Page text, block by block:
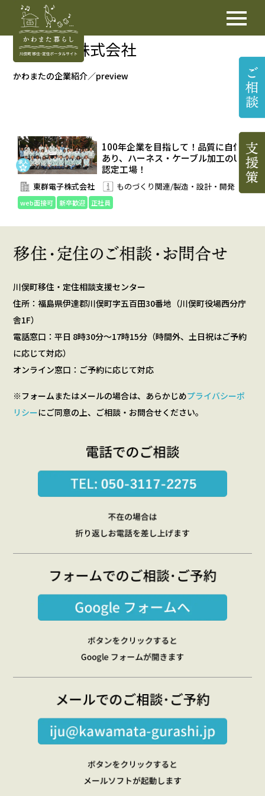
東群電子株式会社
かわまたの企業紹介／preview
100年企業を目指して！品質に自信
あり、ハーネス・ケーブル加工のUL
認定工場！
東群電子株式会社 ものづくり関連/製造・設計・開発
web面接可 新卒歓迎 正社員
川俣町移住・定住相談支援センター
住所：福島県伊達郡川俣町字五百田30番地（川俣町役場西分庁
舎1F）
電話窓口：平日 8時30分～17時15分（時間外、土日祝はご予約
に応じて対応）
オンライン窓口：ご予約に応じて対応
※フォームまたはメールの場合は、あらかじめプライバシーポ
リシーにご同意の上、ご相談・お問合せください。